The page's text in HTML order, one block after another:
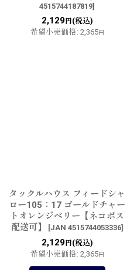
4515744187819]
2,129円(税込)
希望小売価格: 2,365円
タックルハウス フィードシャ
ロー105：17 ゴールドチャー
トオレンジベリー【ネコポス
配送可】
[JAN 4515744053336]
2,129円(税込)
希望小売価格: 2,365円